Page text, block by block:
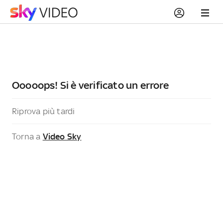
Ooooops! Si è verificato un errore
Riprova più tardi
Torna a Video Sky